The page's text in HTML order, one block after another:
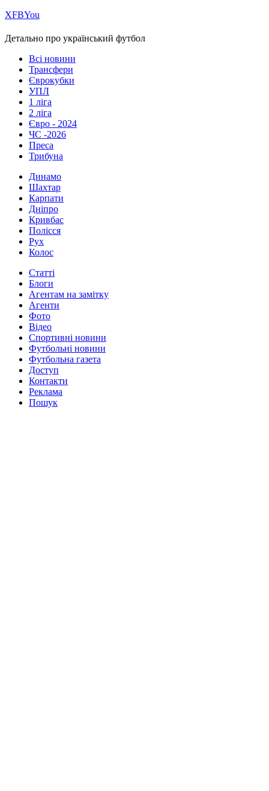
ХFBYou
Детально про український футбол
Всі новини
Трансфери
Єврокубки
УПЛ
1 ліга
2 ліга
Євро - 2024
ЧС -2026
Преса
Трибуна
Динамо
Шахтар
Карпати
Дніпро
Кривбас
Полісся
Рух
Колос
Статті
Блоги
Агентам на замітку
Агенти
Фото
Відео
Спортивні новини
Футбольні новини
Футбольна газета
Доступ
Контакти
Реклама
Пошук